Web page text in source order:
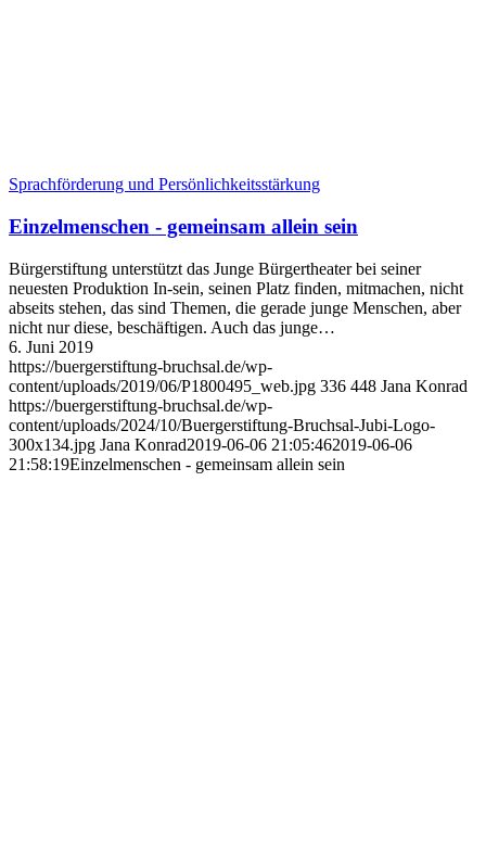
Sprachförderung und Persönlichkeits­stärkung
Einzelmenschen - gemeinsam allein sein
Bürgerstiftung unterstützt das Junge Bürgertheater bei seiner
neuesten Produktion In-sein, seinen Platz finden, mitmachen, nicht
abseits stehen, das sind Themen, die gerade junge Menschen, aber
nicht nur diese, beschäftigen. Auch das junge…
6. Juni 2019
https://buergerstiftung-bruchsal.de/wp-
content/uploads/2019/06/P1800495_web.jpg 336 448 Jana Konrad
https://buergerstiftung-bruchsal.de/wp-
content/uploads/2024/10/Buergerstiftung-Bruchsal-Jubi-Logo-
300x134.jpg Jana Konrad2019-06-06 21:05:462019-06-06
21:58:19Einzelmenschen - gemeinsam allein sein